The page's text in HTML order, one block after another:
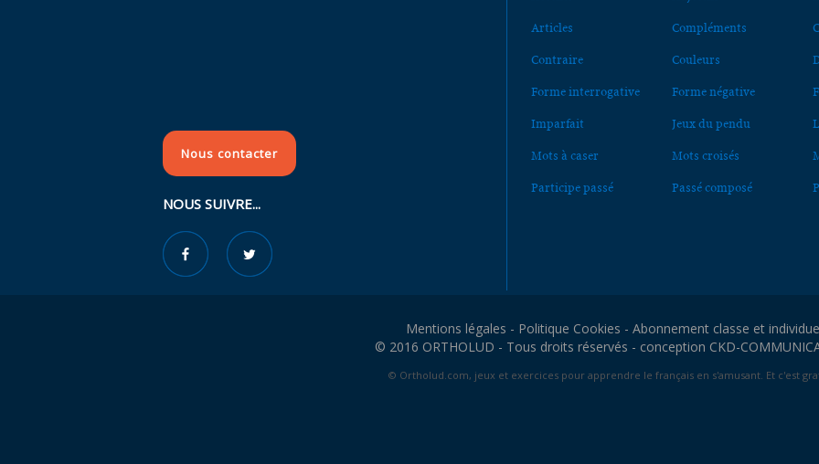
Nous contacter
NOUS SUIVRE...
Articles Compléments
Contraire Couleurs
Forme interrogative Forme négative
Imparfait Jeux du pendu
Mots à caser Mots croisés
Participe passé Passé composé
Mentions légales - Politique Cookies - Abonnement classe et
© 2016 ORTHOLUD - Tous droits réservés - conception CKD-
© Ortholud.com, jeux et exercices pour apprendre le français en s'amusant. Et c'est